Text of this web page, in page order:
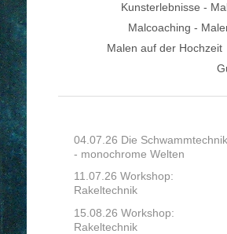
Kunsterlebnisse -
Malcoaching -
Malen auf der Hochzeit
04.07.26 Die Schwammtechnik
- monochrome Welten
11.07.26 Workshop:
Rakeltechnik
15.08.26 Workshop:
Rakeltechnik